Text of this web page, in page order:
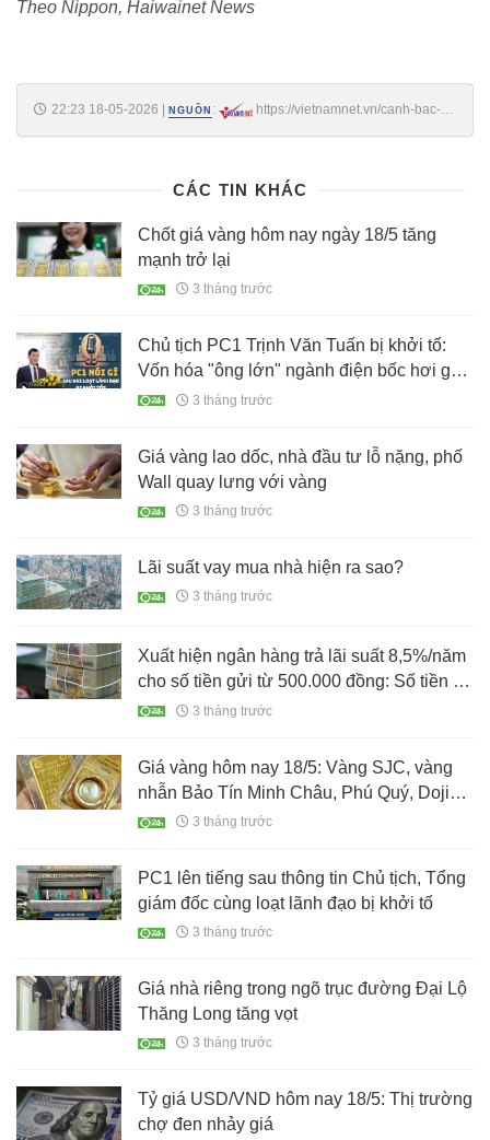
Theo Nippon, Haiwainet News
22:23 18-05-2026 NGUỒN :
https://vietnamnet.vn/canh-bac-
CÁC TIN KHÁC
Chốt giá vàng hôm nay ngày 18/5 tăng
mạnh trở lại
3 tháng trước
Chủ tịch PC1 Trịnh Văn Tuấn bị khởi tố:
Vốn hóa "ông lớn" ngành điện bốc hơi gần
6.000 tỉ đồng
3 tháng trước
Giá vàng lao dốc, nhà đầu tư lỗ nặng, phố
Wall quay lưng với vàng
3 tháng trước
Lãi suất vay mua nhà hiện ra sao?
3 tháng trước
Xuất hiện ngân hàng trả lãi suất 8,5%/năm
cho số tiền gửi từ 500.000 đồng: Số tiền về
tay là bao nhiêu?
3 tháng trước
Giá vàng hôm nay 18/5: Vàng SJC, vàng
nhẫn Bảo Tín Minh Châu, Phú Quý, Doji
giảm bao nhiêu?
3 tháng trước
PC1 lên tiếng sau thông tin Chủ tịch, Tổng
giám đốc cùng loạt lãnh đạo bị khởi tố
3 tháng trước
Giá nhà riêng trong ngõ trục đường Đại Lộ
Thăng Long tăng vọt
3 tháng trước
Tỷ giá USD/VND hôm nay 18/5: Thị trường
chợ đen nhảy giá